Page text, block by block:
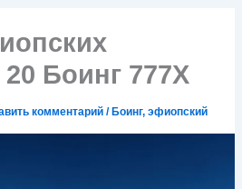
Боинг 777X
комментарий / Боинг,эфиопский